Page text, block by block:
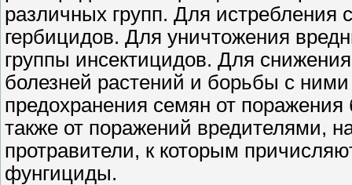
различных групп. Для истребления
гербицидов. Для уничтожения
группы инсектицидов. Для
болезней растений и борьбы с
предохранения семян от
также от поражений вредителями,
протравители, к которым
фунгициды.